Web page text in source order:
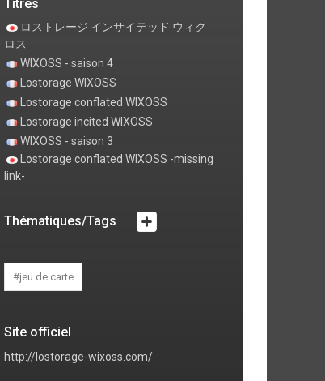
Titres
ロストレージ インサイテッド ウィク
ロス
WIXOSS - saison 4
Lostorage WIXOSS
Lostorage conflated WIXOSS
Lostorage incited WIXOSS
WIXOSS - saison 3
Lostorage conflated WIXOSS -missing
link-
Thématiques/Tags
#jeu de carte
Site officiel
http://lostorage-wixoss.com/